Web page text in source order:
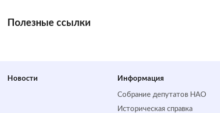
Полезные ссылки
Новости Информация
Собрание депутатов НАО
Историческая справка